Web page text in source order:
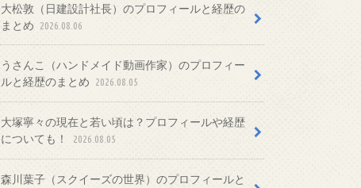
大松敦（日建設計社長）のプロフィールと経歴の
まとめ
2026.08.06
うさんこ（ハンドメイド動画作家）のプロフィー
ルと経歴のまとめ
2026.08.05
大塚寧々の現在と若い頃は？プロフィールや経歴
についても！
2026.08.05
森川葉子（スクイーズの世界）のプロフィールと